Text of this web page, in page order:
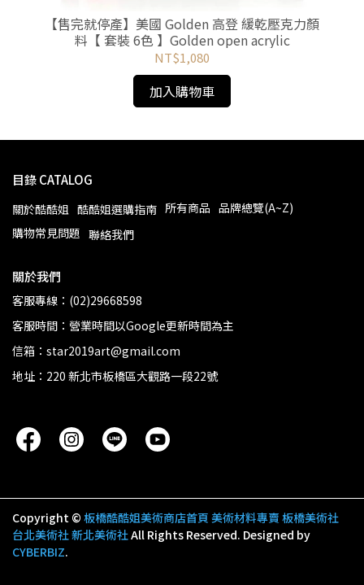
【售完就停產】美國 Golden 高登 緩乾壓克力顏
料【 套裝 6色 】Golden open acrylic
NT$1,080
加入購物車
目錄 CATALOG
關於酷酷姐 酷酷姐選購指南 所有商品 品牌總覽(A~Z)
購物常見問題 聯絡我們
關於我們
客服專線：(02)29668598
客服時間：營業時間以Google更新時間為主
信箱：star2019art@gmail.com
地址：220 新北市板橋區大觀路一段22號
Copyright © 板橋酷酷姐美術商店首頁 美術材料專賣 板橋美術社
台北美術社 新北美術社All Rights Reserved. Designed by
CYBERBIZ.